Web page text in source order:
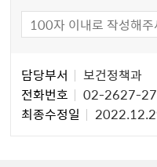
자
정
담당부서
보건정책과
전화번호
02-2627-
최종수정일